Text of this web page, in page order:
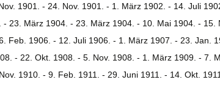
1901. - 24. Nov. 1901. - 1. März 1902. - 14. Juli
23. März 1904. - 23. März 1904. - 10. Mai 1904. - 15.
Feb. 1906. - 12. Juli 1906. - 1. März 1907. - 23. Jan.
- 22. Okt. 1908. - 5. Nov. 1908. - 1. März 1909. - 7.
1910. - 9. Feb. 1911. - 29. Juni 1911. - 14. Okt.